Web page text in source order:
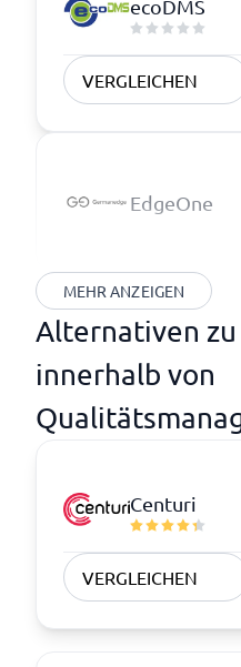
ecoDMS
VERGLEICHEN
EdgeOne
MEHR ANZEIGEN
Alternativen zu
innerhalb von
Centuri
VERGLEICHEN